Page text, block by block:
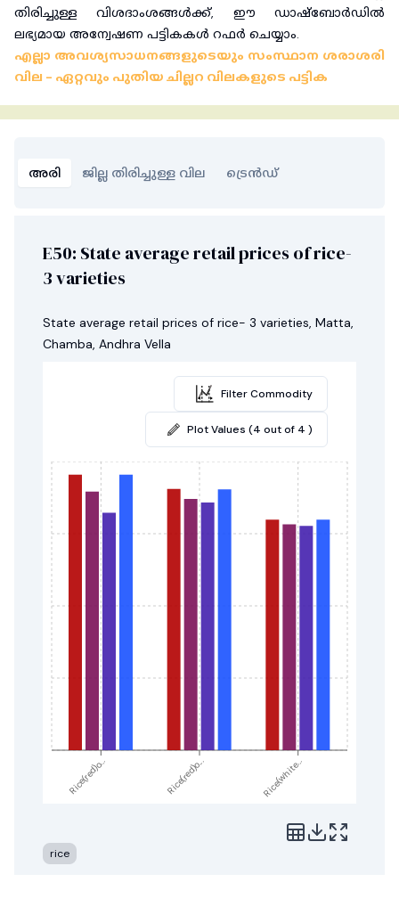
തിരിച്ചുള്ള വിശദാംശങ്ങൾക്ക്, ഈ ഡാഷ്‌ബോർഡിൽ
ലഭ്യമായ അന്വേഷണ പട്ടികകൾ റഫർ ചെയ്യാം.
എല്ലാ അവശ്യസാധനങ്ങളുടെയും സംസ്ഥാന ശരാശരി
വില - ഏറ്റവും പുതിയ ചില്ലറ വിലകളുടെ പട്ടിക
അരി ജില്ല തിരിച്ചുള്ള വില ട്രെൻഡ്
E50: State average retail prices of rice-
3 varieties
State average retail prices of rice- 3 varieties, Matta,
Chamba, Andhra Vella
Filter Commodity
Plot Values (4 out of 4 )
Rice(red)o... Rice(red)o... Rice(white...
rice